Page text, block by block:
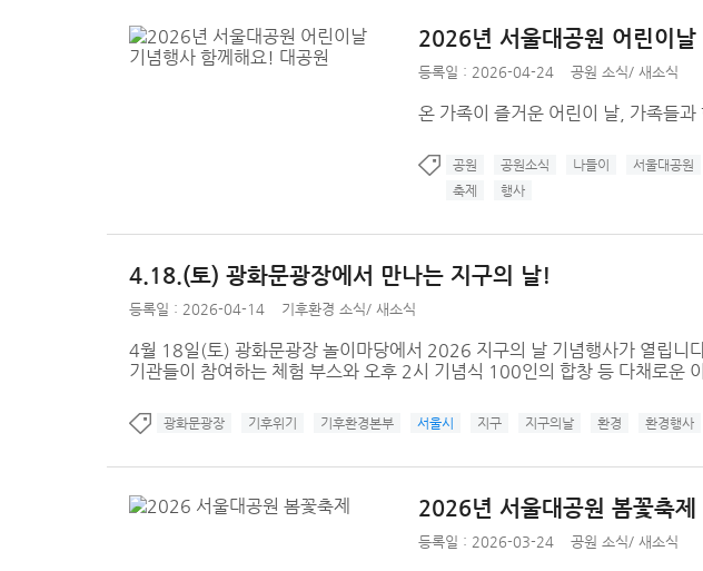
2026년 서울대공원 어린이
등록일 : 2026-04-24 공원 소식/ 새소식
온 가족이 즐거운 어린이 날, 가족들
공원 공원소식 나들이 서울대공원
축제
행사
4.18.(토) 광화문광장에서 만나는 지구의 날!
등록일 : 2026-04-14 기후환경 소식/ 새소식
4월 18일(토) 광화문광장 놀이마당에서 2026 지구의 날 기념행사가 열립니
기관들이 참여하는 체험 부스와 오후 2시 기념식 100인의 합창 등 다채로운
광화문광장 기후위기 기후환경본부 서울시 지구 지구의날 환경 환경행사
2026년 서울대공원 봄꽃축제
등록일 : 2026-03-24 공원 소식/ 새소식